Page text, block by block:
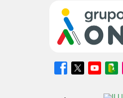
Síguenos
en
Síguenos
en
Síguenos
en
en
Blog